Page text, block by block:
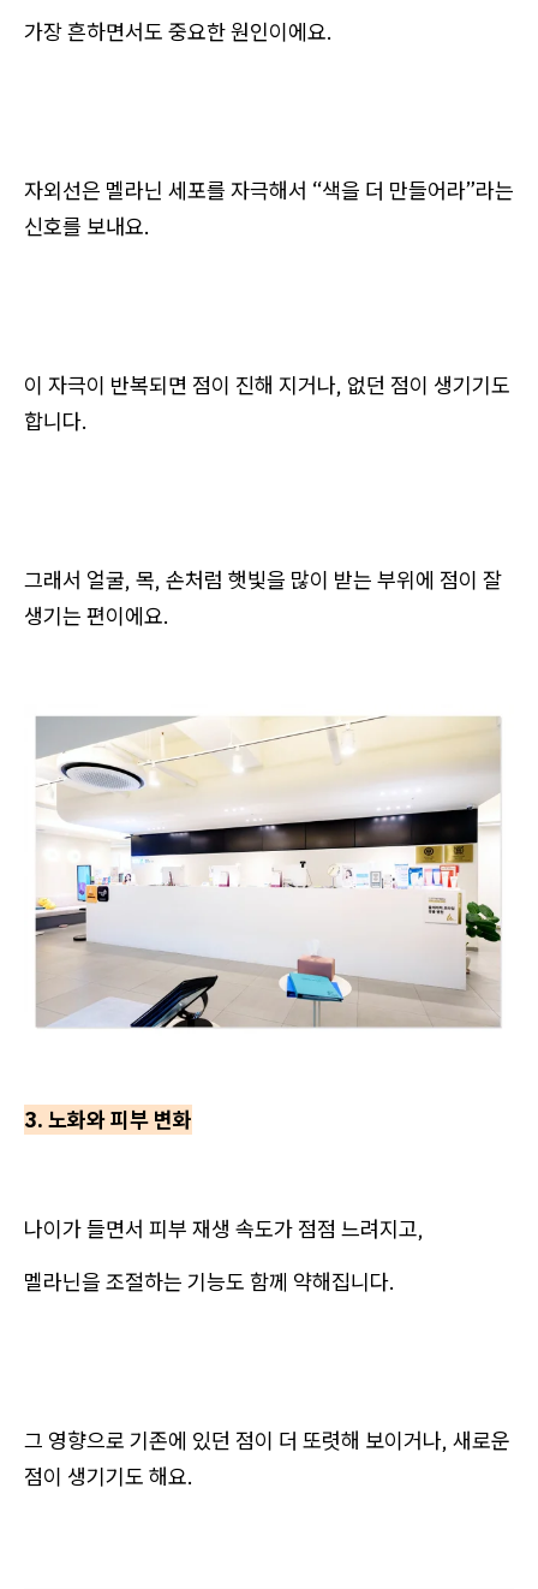
가장 흔하면서도 중요한 원인이에요.
자외선은 멜라닌 세포를 자극해서 “색을 더 만들어라”라는
신호를 보내요.
이 자극이 반복되면 점이 진해 지거나, 없던 점이 생기기도
합니다.
그래서 얼굴, 목, 손처럼 햇빛을 많이 받는 부위에 점이 잘
생기는 편이에요.
3. 노화와 피부 변화
나이가 들면서 피부 재생 속도가 점점 느려지고,
멜라닌을 조절하는 기능도 함께 약해집니다.
그 영향으로 기존에 있던 점이 더 또렷해 보이거나, 새로운
점이 생기기도 해요.